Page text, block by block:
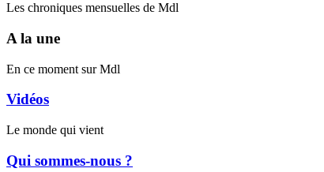
Les chroniques mensuelles de Mdl
A la une
En ce moment sur Mdl
Vidéos
Le monde qui vient
Qui sommes-nous ?